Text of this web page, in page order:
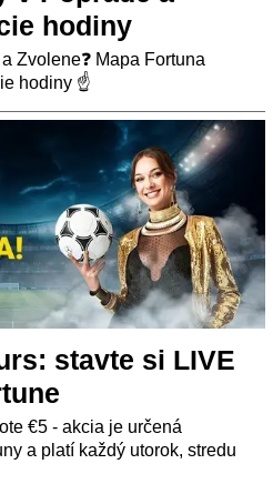
hodiny
Zvolene❓ Mapa Fortuna
hodiny ☝
stavte si LIVE
€5 - akcia je určená
a platí každý utorok, stredu